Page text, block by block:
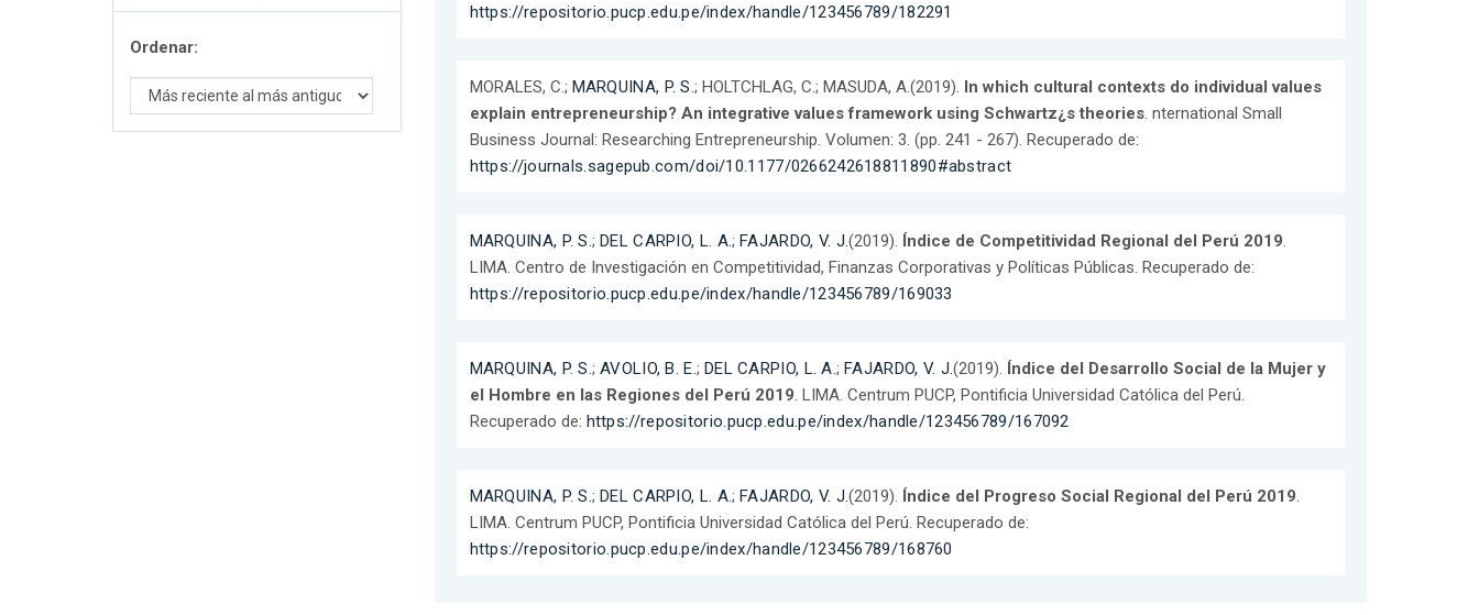
Ordenar:
https://repositorio.pucp.edu.pe/index/handle/123456789/182291
MORALES, C.; MARQUINA, P. S.; HOLTCHLAG, C.; MASUDA, A.(2019). In which cultural contexts do individual values
explain entrepreneurship? An integrative values framework using Schwartz¿s theories. nternational Small
Business Journal: Researching Entrepreneurship. Volumen: 3. (pp. 241 - 267). Recuperado de:
https://journals.sagepub.com/doi/10.1177/0266242618811890#abstract
MARQUINA, P. S.; DEL CARPIO, L. A.; FAJARDO, V. J.(2019). Índice de Competitividad Regional del Perú 2019.
LIMA. Centro de Investigación en Competitividad, Finanzas Corporativas y Políticas Públicas. Recuperado de:
https://repositorio.pucp.edu.pe/index/handle/123456789/169033
MARQUINA, P. S.; AVOLIO, B. E.; DEL CARPIO, L. A.; FAJARDO, V. J.(2019). Índice del Desarrollo Social de la Mujer y
el Hombre en las Regiones del Perú 2019. LIMA. Centrum PUCP, Pontificia Universidad Católica del Perú.
Recuperado de: https://repositorio.pucp.edu.pe/index/handle/123456789/167092
MARQUINA, P. S.; DEL CARPIO, L. A.; FAJARDO, V. J.(2019). Índice del Progreso Social Regional del Perú 2019.
LIMA. Centrum PUCP, Pontificia Universidad Católica del Perú. Recuperado de:
https://repositorio.pucp.edu.pe/index/handle/123456789/168760